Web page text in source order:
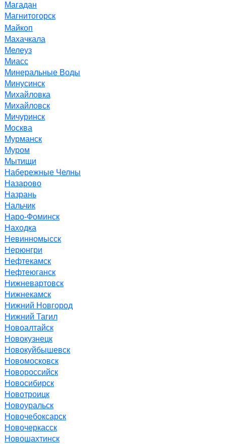
Магадан
Магнитогорск
Майкоп
Махачкала
Мелеуз
Миасс
Минеральные Воды
Минусинск
Михайловка
Михайловск
Мичуринск
Москва
Мурманск
Муром
Мытищи
Набережные Челны
Назарово
Назрань
Нальчик
Наро-Фоминск
Находка
Невинномысск
Нерюнгри
Нефтекамск
Нефтеюганск
Нижневартовск
Нижнекамск
Нижний Новгород
Нижний Тагил
Новоалтайск
Новокузнецк
Новокуйбышевск
Новомосковск
Новороссийск
Новосибирск
Новотроицк
Новоуральск
Новочебоксарск
Новочеркасск
Новошахтинск